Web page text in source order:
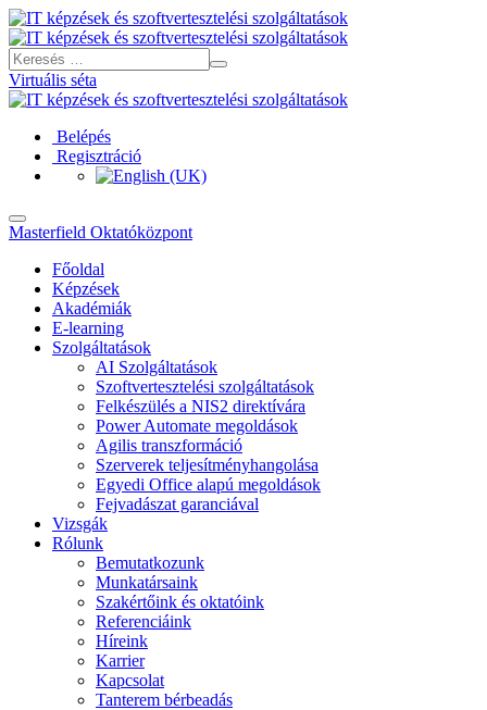
Virtuális séta
Belépés
Regisztráció
Masterfield Oktatóközpont
Főoldal
Képzések
Akadémiák
E-learning
Szolgáltatások
AI Szolgáltatások
Szoftvertesztelési szolgáltatások
Felkészülés a NIS2 direktívára
Power Automate megoldások
Agilis transzformáció
Szerverek teljesítményhangolása
Egyedi Office alapú megoldások
Fejvadászat garanciával
Vizsgák
Rólunk
Bemutatkozunk
Munkatársaink
Szakértőink és oktatóink
Referenciáink
Híreink
Karrier
Kapcsolat
Tanterem bérbeadás